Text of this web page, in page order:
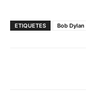
ETIQUETES Bob Dylan